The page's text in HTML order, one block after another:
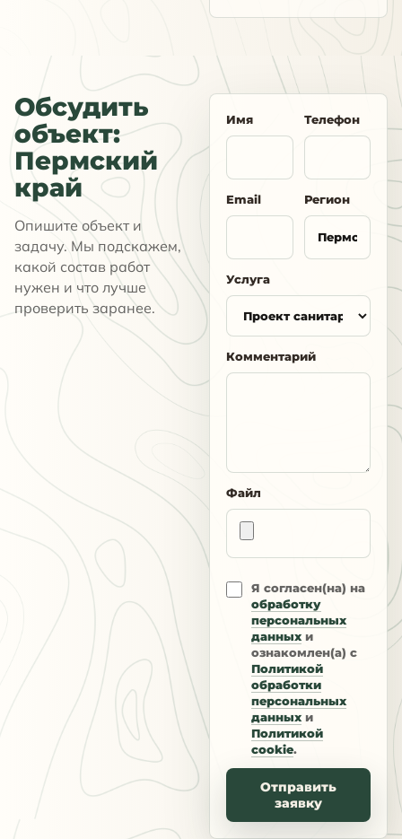
Обсудить
объект:
Пермский
край
Опишите объект и
задачу. Мы подскажем,
какой состав работ
нужен и что лучше
проверить заранее.
Имя Телефон
Email Регион
Услуга
Комментарий
Файл
Я согласен(на) на
обработку
персональных
данных и
ознакомлен(а) с
Политикой
обработки
персональных
данных и
Политикой
cookie.
Отправить
заявку